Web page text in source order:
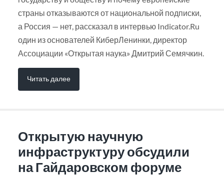
страны отказываются от национальной подписки,
а Россия — нет, рассказал в интервью Indicator.Ru
один из основателей КиберЛенинки, директор
Ассоциации «Открытая наука» Дмитрий Семячкин.
Читать далее
Открытую научную
инфраструктуру обсудили
на Гайдаровском форуме